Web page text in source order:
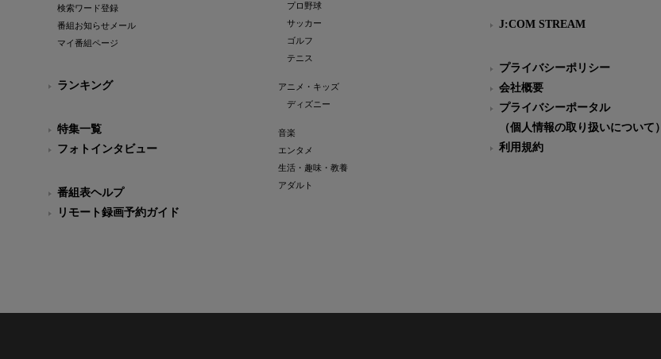
検索ワード登録
番組お知らせメール
マイ番組ページ
ランキング
特集一覧
フォトインタビュー
番組表ヘルプ
リモート録画予約ガイド
プロ野球
サッカー
ゴルフ
テニス
アニメ・キッズ
ディズニー
音楽
エンタメ
生活・趣味・教養
アダルト
J:COM STREAM
プライバシーポリシー
会社概要
プライバシーポータル
（個人情報の取り扱いについて）
利用規約